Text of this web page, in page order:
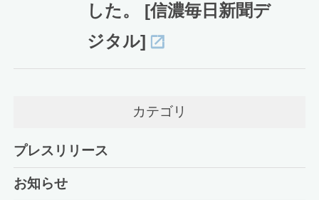
した。 [信濃毎日新聞デ
ジタル]
カテゴリ
プレスリリース
お知らせ